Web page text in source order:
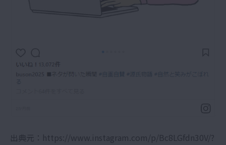
出典元：https://www.instagram.com/p/Bc8LGfdn30V/?